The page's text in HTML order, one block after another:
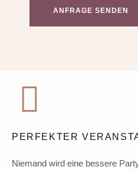
ANFRAGE SENDEN
PERFEKTER
Niemand wird eine bessere